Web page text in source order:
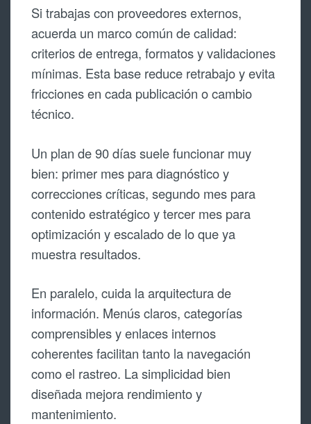
Si trabajas con proveedores externos,
acuerda un marco común de calidad:
criterios de entrega, formatos y validaciones
mínimas. Esta base reduce retrabajo y evita
fricciones en cada publicación o cambio
técnico.
Un plan de 90 días suele funcionar muy
bien: primer mes para diagnóstico y
correcciones críticas, segundo mes para
contenido estratégico y tercer mes para
optimización y escalado de lo que ya
muestra resultados.
En paralelo, cuida la arquitectura de
información. Menús claros, categorías
comprensibles y enlaces internos
coherentes facilitan tanto la navegación
como el rastreo. La simplicidad bien
diseñada mejora rendimiento y
mantenimiento.